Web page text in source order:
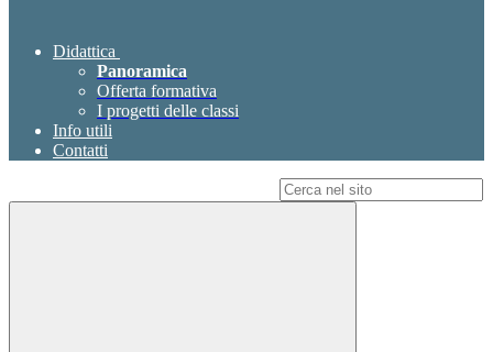
Didattica
Panoramica
Offerta formativa
I progetti delle classi
Info utili
Contatti